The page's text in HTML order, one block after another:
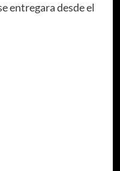
entregara desde el